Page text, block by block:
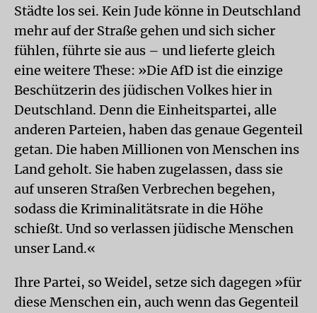
Städte los sei. Kein Jude könne in Deutschland
mehr auf der Straße gehen und sich sicher
fühlen, führte sie aus – und lieferte gleich
eine weitere These: »Die AfD ist die einzige
Beschützerin des jüdischen Volkes hier in
Deutschland. Denn die Einheitspartei, alle
anderen Parteien, haben das genaue Gegenteil
getan. Die haben Millionen von Menschen ins
Land geholt. Sie haben zugelassen, dass sie
auf unseren Straßen Verbrechen begehen,
sodass die Kriminalitätsrate in die Höhe
schießt. Und so verlassen jüdische Menschen
unser Land.«
Ihre Partei, so Weidel, setze sich dagegen »für
diese Menschen ein, auch wenn das Gegenteil